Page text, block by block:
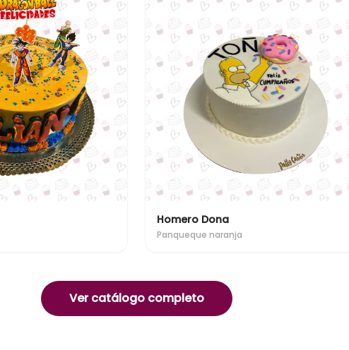
Homero Dona
Panqueque naranja
Ver catálogo completo